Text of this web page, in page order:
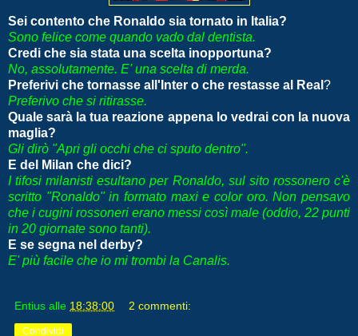
Sei contento che Ronaldo sia tornato in Italia?
Sono felice come quando vado dal dentista.
Credi che sia stata una scelta inopportuna?
No, assolutamente. E' una scelta di merda.
Preferivi che tornasse all'Inter o che restasse al Real ?
Preferivo che si ritirasse.
Quale sarà la tua reazione appena lo vedrai con la nuova
maglia?
Gli dirò "Apri gli occhi che ci sputo dentro".
E del Milan che dici?
I tifosi milanisti esultano per Ronaldo, sul sito rossonero c'è
scritto "Ronaldo" in formato maxi e color oro. Non pensavo
che i cugini rossoneri erano messi così male (oddio, 22 punti
in 20 giornate sono tanti).
E se segna nel derby?
E' più facile che io mi trombi la Canalis.
Entius alle 18:38:00 2 commenti:
Condividi